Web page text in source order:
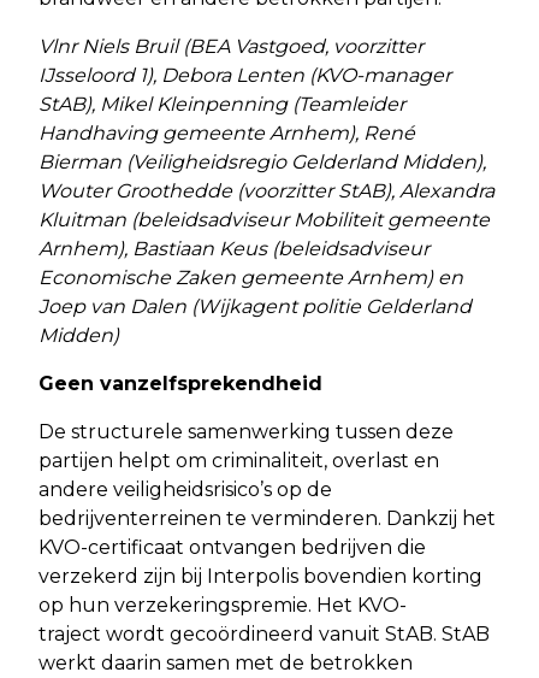
Vlnr Niels Bruil (BEA Vastgoed, voorzitter
IJsseloord 1), Debora Lenten (KVO-manager
StAB), Mikel Kleinpenning (Teamleider
Handhaving gemeente Arnhem), René
Bierman (Veiligheidsregio Gelderland Midden),
Wouter Groothedde (voorzitter StAB), Alexandra
Kluitman (beleidsadviseur Mobiliteit gemeente
Arnhem), Bastiaan Keus (beleidsadviseur
Economische Zaken gemeente Arnhem) en
Joep van Dalen (Wijkagent politie Gelderland
Midden)
Geen vanzelfsprekendheid
De structurele samenwerking tussen deze
partijen helpt om criminaliteit, overlast en
andere veiligheidsrisico’s op de
bedrijventerreinen te verminderen. Dankzij het
KVO-certificaat ontvangen bedrijven die
verzekerd zijn bij Interpolis bovendien korting
op hun verzekeringspremie. Het KVO-
traject wordt gecoördineerd vanuit StAB. StAB
werkt daarin samen met de betrokken